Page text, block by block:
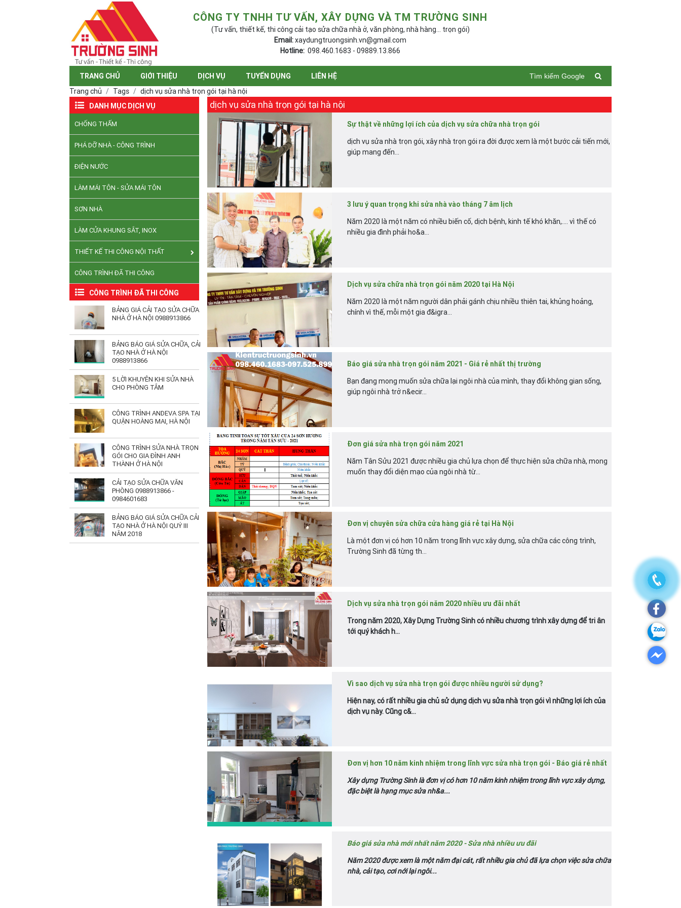
CÔNG TY TNHH TƯ VẤN, XÂY DỰNG VÀ TM TRƯỜNG SINH
(Tư vấn, thiết kế, thi công cải tạo sửa chữa nhà ở, văn phòng, nhà hàng... trọn gói)
Email:xaydungtruongsinh.vn@gmail.com
Hotline: 098.460.1683 - 09889.13.866
TRANG CHỦ GIỚI THIỆU DỊCH VỤ TUYỂN DỤNG LIÊN HỆ Tìm kiếm Google
Trang chủ Tags
dịch vụ sửa nhà trọn gói tại hà nội
DANH MỤC DỊCH VỤ
CHỐNG THẤM
PHÁ DỠ NHÀ - CÔNG TRÌNH
ĐIỆN NƯỚC
LÀM MÁI TÔN - SỬA MÁI TÔN
SƠN NHÀ
LÀM CỬA KHUNG SẮT, INOX
THIẾT KẾ THI CÔNG NỘI THẤT
CÔNG TRÌNH ĐÃ THI CÔNG
CÔNG TRÌNH ĐÃ THI CÔNG
BẢNG GIÁ CẢI TẠO SỬA CHỮA
NHÀ Ở HÀ NỘI 0988913866
BẢNG BÁO GIÁ SỬA CHỮA, CẢI
TẠO NHÀ Ở HÀ NỘI
0988913866
5 LỜI KHUYÊN KHI SỬA NHÀ
CHO PHÒNG TẮM
CÔNG TRÌNH ANDEVA SPA TẠI
QUẬN HOÀNG MAI, HÀ NỘI
CÔNG TRÌNH SỬA NHÀ TRỌN
GÓI CHO GIA ĐÌNH ANH
THÀNH Ở HÀ NỘI
CẢI TẠO SỬA CHỮA VĂN
PHÒNG 0988913866 -
0984601683
BẢNG BÁO GIÁ SỬA CHỮA CẢI
TẠO NHÀ Ở HÀ NỘI QUÝ III
NĂM 2018
dịch vụ sửa nhà trọn gói tại hà nội
Sự thật về những lợi ích của dịch vụ sửa chữa nhà trọn gói
dịch vụ sửa nhà trọn gói, xây nhà trọn gói ra đời được xem là một bước cải tiến mới,
giúp mang đến...
3 lưu ý quan trọng khi sửa nhà vào tháng 7 âm lịch
Năm 2020 là một năm có nhiều biến cố, dịch bệnh, kinh tế khó khăn,.... vì thế có
nhiều gia đình phải ho&a...
Dịch vụ sửa chữa nhà trọn gói năm 2020 tại Hà Nội
Năm 2020 là một năm người dân phải gánh chịu nhiều thiên tai, khủng hoảng,
chính vì thế, mỗi một gia đ&igra...
Báo giá sửa nhà trọn gói năm 2021 - Giá rẻ nhất thị trường
Bạn đang mong muốn sửa chữa lại ngôi nhà của mình, thay đổi không gian sống,
giúp ngôi nhà trở n&ecir...
Đơn giá sửa nhà trọn gói năm 2021
Năm Tân Sửu 2021 được nhiều gia chủ lựa chọn để thực hiện sửa chữa nhà, mong
muốn thay đổi diện mạo của ngôi nhà từ...
Đơn vị chuyên sửa chữa cửa hàng giá rẻ tại Hà Nội
Là một đơn vị có hơn 10 năm trong lĩnh vực xây dựng, sửa chữa các công trình,
Trường Sinh đã từng th...
Dịch vụ sửa nhà trọn gói năm 2020 nhiều ưu đãi nhất
Trong năm 2020, Xây Dựng Trường Sinh có nhiều chương trình xây dựng để tri ân
tới quý khách h...
Vì sao dịch vụ sửa nhà trọn gói được nhiều người sử dụng?
Hiện nay, có rất nhiều gia chủ sử dụng dịch vụ sửa nhà trọn gói vì những lợi ích của
dịch vụ này. Cũng c&...
Đơn vị hơn 10 năm kinh nhiệm trong lĩnh vực sửa nhà trọn gói - Báo giá rẻ nhất
Xây dựng Trường Sinh là đơn vị có hơn 10 năm kinh nhiệm trong lĩnh vực xây dựng,
đặc biệt là hạng mục sửa nh&a...
Báo giá sửa nhà mới nhất năm 2020 - Sửa nhà nhiều ưu đãi
Năm 2020 được xem là một năm đại cát, rất nhiều gia chủ đã lựa chọn việc sửa chữa
nhà, cải tạo, cơi nới lại ngôi...